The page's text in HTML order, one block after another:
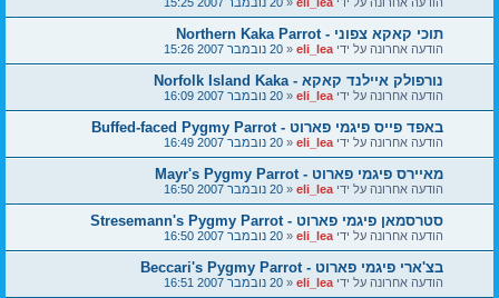
תוכי קאקא צפוני - Northern Kaka Parrot
הודעה אחרונה על ידי eli_lea
«20 נובמבר 2007 15:26
נורפולק איילנד קאקא - Norfolk Island Kaka
הודעה אחרונה על ידי eli_lea
«20 נובמבר 2007 16:09
באפד פייס פיגמי פארוט - Buffed-faced Pygmy Parrot
הודעה אחרונה על ידי eli_lea
«20 נובמבר 2007 16:49
מאיירס פיגמי פארוט - Mayr's Pygmy Parrot
הודעה אחרונה על ידי eli_lea
«20 נובמבר 2007 16:50
סטרסמאן פיגמי פארוט - Stresemann's Pygmy Parrot
הודעה אחרונה על ידי eli_lea
«20 נובמבר 2007 16:50
בצ'ארי פיגמי פארוט - Beccari's Pygmy Parrot
הודעה אחרונה על ידי eli_lea
«20 נובמבר 2007 16:51